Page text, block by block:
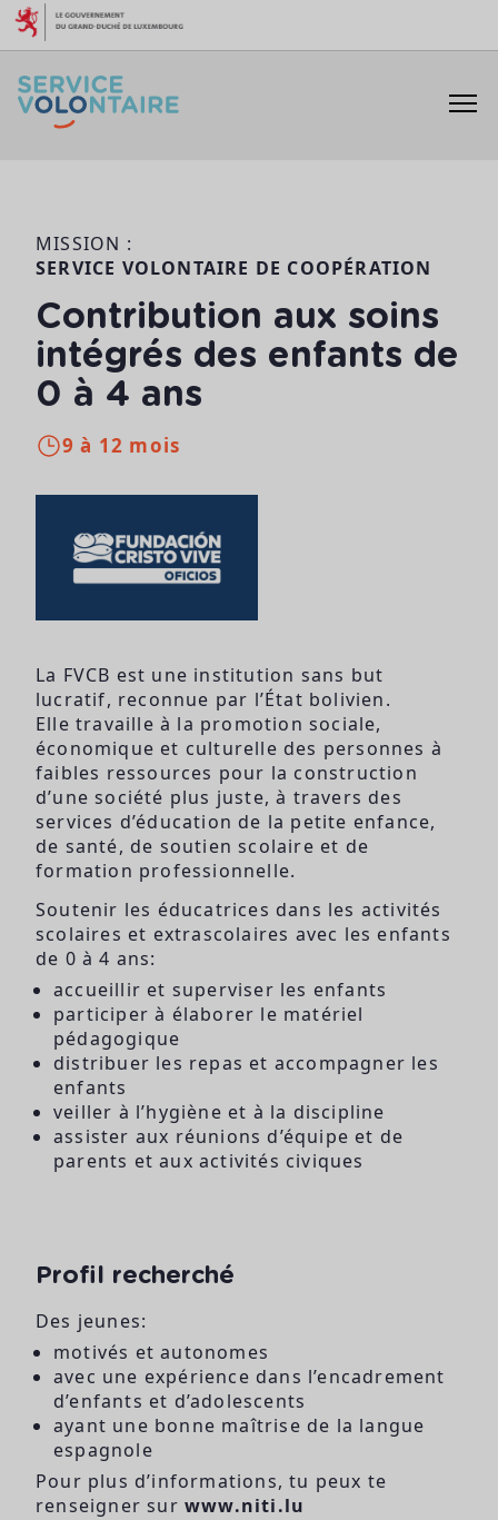
Aller au contenu
MISSION :
SERVICE VOLONTAIRE DE COOPÉRATION
Contribution aux soins
intégrés des enfants de
0 à 4 ans
9 à 12 mois
La FVCB est une institution sans but
lucratif, reconnue par l’État bolivien.
Elle travaille à la promotion sociale,
économique et culturelle des personnes à
faibles ressources pour la construction
d’une société plus juste, à travers des
services d’éducation de la petite enfance,
de santé, de soutien scolaire et de
formation professionnelle.
Soutenir les éducatrices dans les activités
scolaires et extrascolaires avec les enfants
de 0 à 4 ans:
accueillir et superviser les enfants
participer à élaborer le matériel
pédagogique
distribuer les repas et accompagner les
enfants
veiller à l’hygiène et à la discipline
assister aux réunions d’équipe et de
parents et aux activités civiques
Profil recherché
Des jeunes:
motivés et autonomes
avec une expérience dans l’encadrement
d’enfants et d’adolescents
ayant une bonne maîtrise de la langue
espagnole
Pour plus d’informations, tu peux te
renseigner sur www.niti.lu